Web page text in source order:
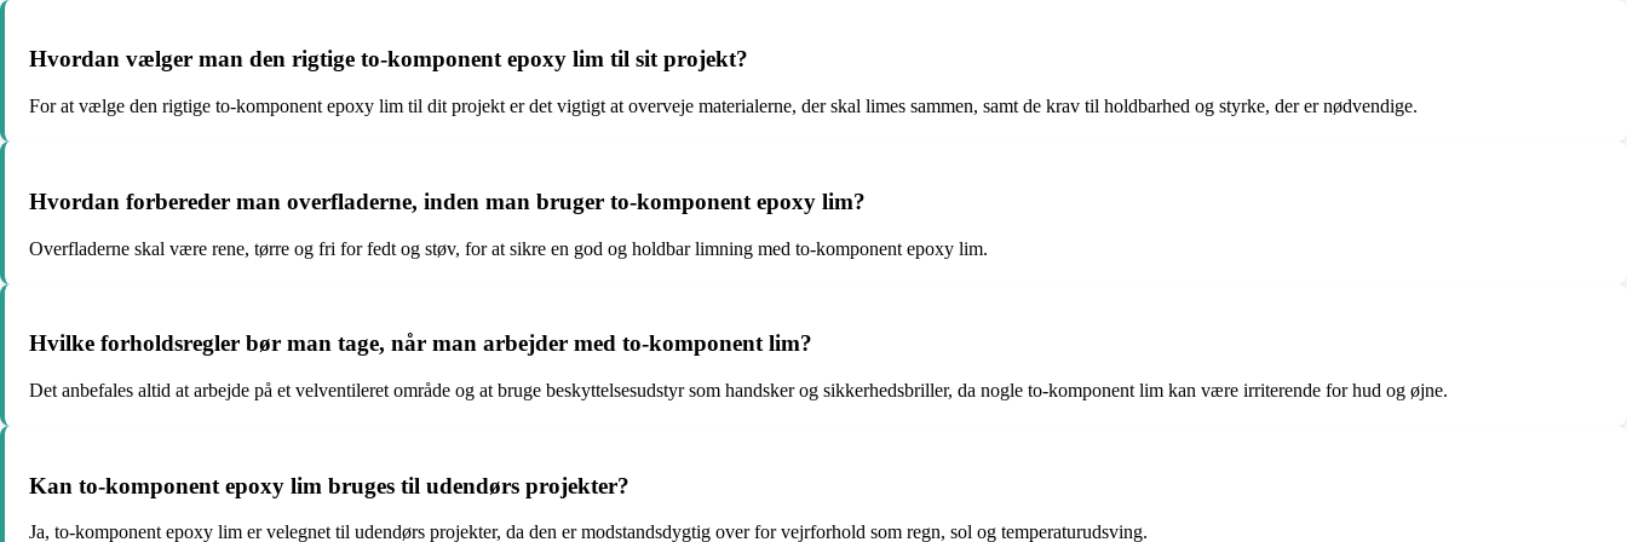
Hvordan vælger man den rigtige to-komponent epoxy lim til sit projekt?
For at vælge den rigtige to-komponent epoxy lim til dit projekt er det vigtigt at overveje materialerne, der skal limes sammen, samt de krav til holdbarhed og styrke, der er nødvendige.
Hvordan forbereder man overfladerne, inden man bruger to-komponent epoxy lim?
Overfladerne skal være rene, tørre og fri for fedt og støv, for at sikre en god og holdbar limning med to-komponent epoxy lim.
Hvilke forholdsregler bør man tage, når man arbejder med to-komponent lim?
Det anbefales altid at arbejde på et velventileret område og at bruge beskyttelsesudstyr som handsker og sikkerhedsbriller, da nogle to-komponent lim kan være irriterende for hud og øjne.
Kan to-komponent epoxy lim bruges til udendørs projekter?
Ja, to-komponent epoxy lim er velegnet til udendørs projekter, da den er modstandsdygtig over for vejrforhold som regn, sol og temperaturudsving.